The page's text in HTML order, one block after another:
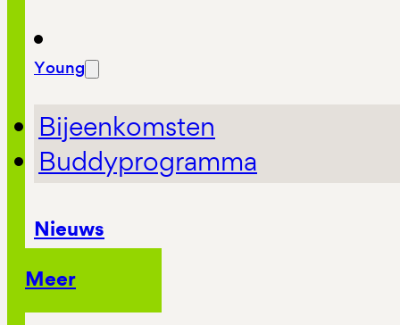
Young
Bijeenkomsten
Buddyprogramma
Nieuws
Meer